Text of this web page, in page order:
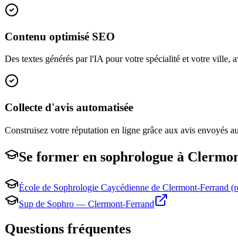
Contenu optimisé SEO
Des textes générés par l'IA pour votre spécialité et votre ville,
Collecte d'avis automatisée
Construisez votre réputation en ligne grâce aux avis envoyés
Se former en sophrologue à
École de Sophrologie Caycédienne de Clermont-Ferrand
Sup de Sophro — Clermont-Ferrand
Questions fréquentes